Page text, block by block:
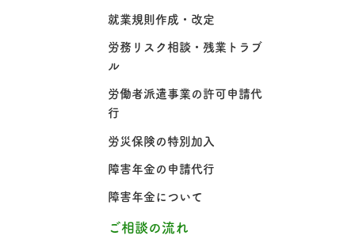
就業規則作成・改定
労務リスク相談・残業トラブ
ル
労働者派遣事業の許可申請代
行
労災保険の特別加入
障害年金の申請代行
障害年金について
ご相談の流れ